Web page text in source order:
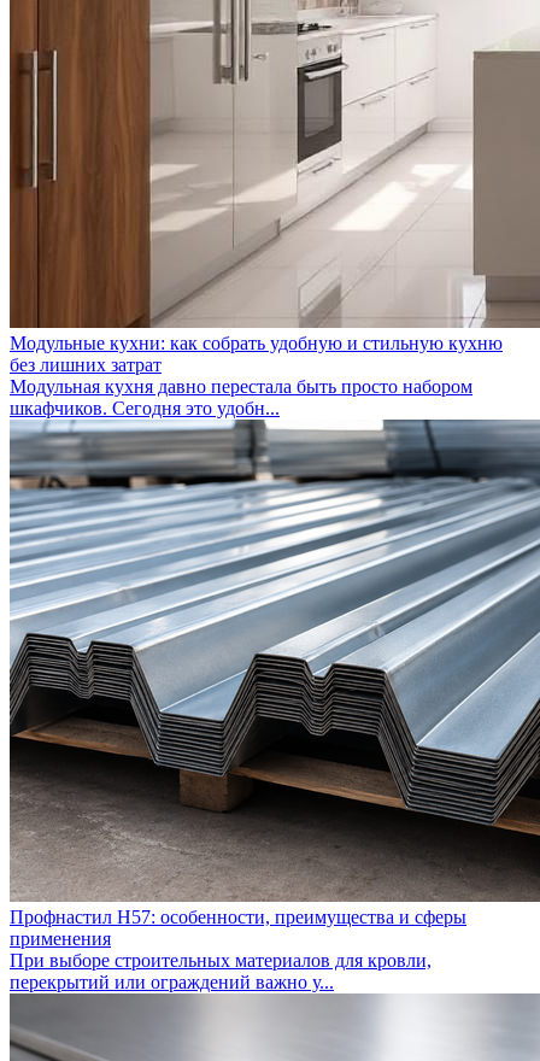
Модульные кухни: как собрать удобную и стильную кухню
без лишних затрат
Модульная кухня давно перестала быть просто набором
шкафчиков. Сегодня это удобн...
Профнастил Н57: особенности, преимущества и сферы
применения
При выборе строительных материалов для кровли,
перекрытий или ограждений важно у...